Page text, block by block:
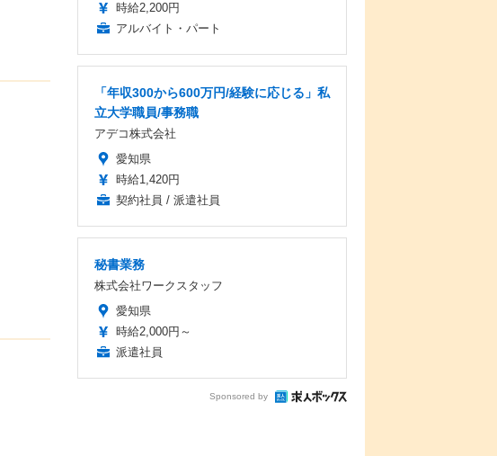
時給2,200円
アルバイト・パート
「年収300から600万円/経験に応じる」私
立大学職員/事務職
アデコ株式会社
愛知県
時給1,420円
契約社員 / 派遣社員
秘書業務
株式会社ワークスタッフ
愛知県
時給2,000円～
派遣社員
Sponsored by